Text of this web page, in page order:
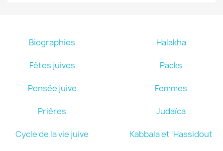
Biographies Halakha
Fêtes juives Packs
Pensée juive Femmes
Prières Judaïca
Cycle de la vie juive Kabbala et 'Hassidout